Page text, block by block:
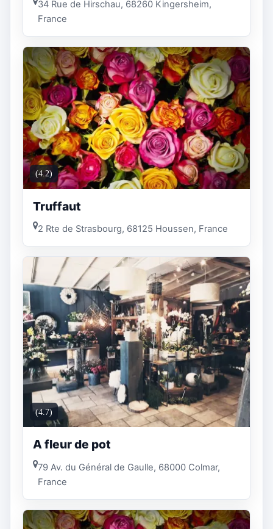
34 Rue de Hirschau, 68260 Kingersheim,
France
(4.2)
Truffaut
2 Rte de Strasbourg, 68125 Houssen, France
(4.7)
A fleur de pot
79 Av. du Général de Gaulle, 68000 Colmar,
France